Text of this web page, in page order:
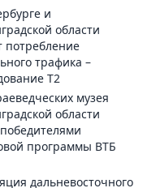
и
области
потребление
трафика –
T2
музея
области
программы ВТБ
дальневосточного